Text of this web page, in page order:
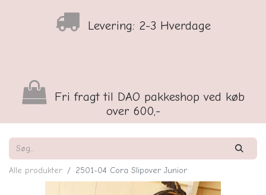
Levering: 2-3 Hverdage
Fri fragt til DAO pakkeshop ved køb
over 600,-
Alle produkter 2501-04 Cora Slipover Junior